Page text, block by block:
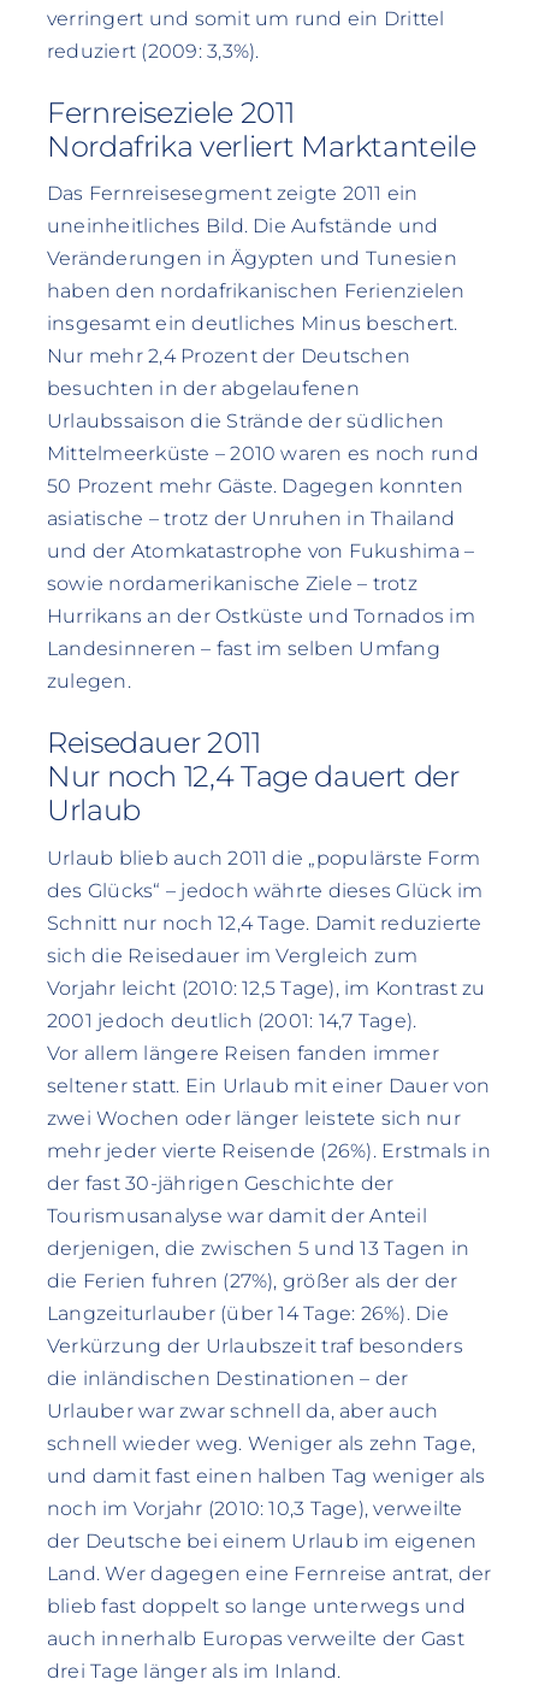
verringert und somit um rund ein Drittel
reduziert (2009: 3,3%).
Fernreiseziele 2011
Nordafrika verliert Marktanteile
Das Fernreisesegment zeigte 2011 ein
uneinheitliches Bild. Die Aufstände und
Veränderungen in Ägypten und Tunesien
haben den nordafrikanischen Ferienzielen
insgesamt ein deutliches Minus beschert.
Nur mehr 2,4 Prozent der Deutschen
besuchten in der abgelaufenen
Urlaubssaison die Strände der südlichen
Mittelmeerküste – 2010 waren es noch rund
50 Prozent mehr Gäste. Dagegen konnten
asiatische – trotz der Unruhen in Thailand
und der Atomkatastrophe von Fukushima –
sowie nordamerikanische Ziele – trotz
Hurrikans an der Ostküste und Tornados im
Landesinneren – fast im selben Umfang
zulegen.
Reisedauer 2011
Nur noch 12,4 Tage dauert der
Urlaub
Urlaub blieb auch 2011 die „populärste Form
des Glücks“ – jedoch währte dieses Glück im
Schnitt nur noch 12,4 Tage. Damit reduzierte
sich die Reisedauer im Vergleich zum
Vorjahr leicht (2010: 12,5 Tage), im Kontrast zu
2001 jedoch deutlich (2001: 14,7 Tage).
Vor allem längere Reisen fanden immer
seltener statt. Ein Urlaub mit einer Dauer von
zwei Wochen oder länger leistete sich nur
mehr jeder vierte Reisende (26%). Erstmals in
der fast 30-jährigen Geschichte der
Tourismusanalyse war damit der Anteil
derjenigen, die zwischen 5 und 13 Tagen in
die Ferien fuhren (27%), größer als der der
Langzeiturlauber (über 14 Tage: 26%). Die
Verkürzung der Urlaubszeit traf besonders
die inländischen Destinationen – der
Urlauber war zwar schnell da, aber auch
schnell wieder weg. Weniger als zehn Tage,
und damit fast einen halben Tag weniger als
noch im Vorjahr (2010: 10,3 Tage), verweilte
der Deutsche bei einem Urlaub im eigenen
Land. Wer dagegen eine Fernreise antrat, der
blieb fast doppelt so lange unterwegs und
auch innerhalb Europas verweilte der Gast
drei Tage länger als im Inland.